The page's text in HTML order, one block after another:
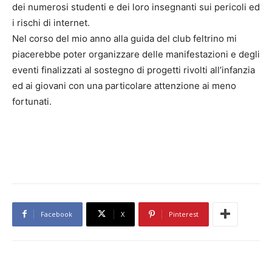
dei numerosi studenti e dei loro insegnanti sui pericoli ed
i rischi di internet.
Nel corso del mio anno alla guida del club feltrino mi
piacerebbe poter organizzare delle manifestazioni e degli
eventi finalizzati al sostegno di progetti rivolti all’infanzia
ed ai giovani con una particolare attenzione ai meno
fortunati.
Facebook X Pinterest